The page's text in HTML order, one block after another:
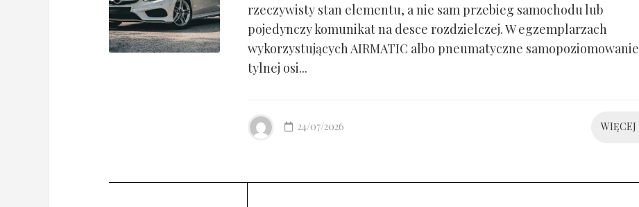
rzeczywisty stan elementu, a nie sam przebieg samochodu lub
pojedynczy komunikat na desce rozdzielczej. W egzemplarzach
wykorzystujących AIRMATIC albo pneumatyczne samopoziomowanie
tylnej osi...
WIĘCEJ
24/07/2026